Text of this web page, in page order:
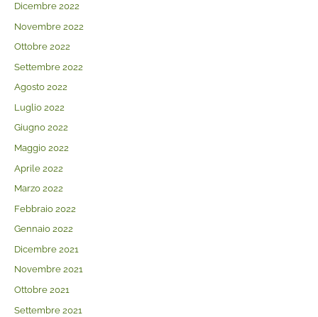
Dicembre 2022
Novembre 2022
Ottobre 2022
Settembre 2022
Agosto 2022
Luglio 2022
Giugno 2022
Maggio 2022
Aprile 2022
Marzo 2022
Febbraio 2022
Gennaio 2022
Dicembre 2021
Novembre 2021
Ottobre 2021
Settembre 2021